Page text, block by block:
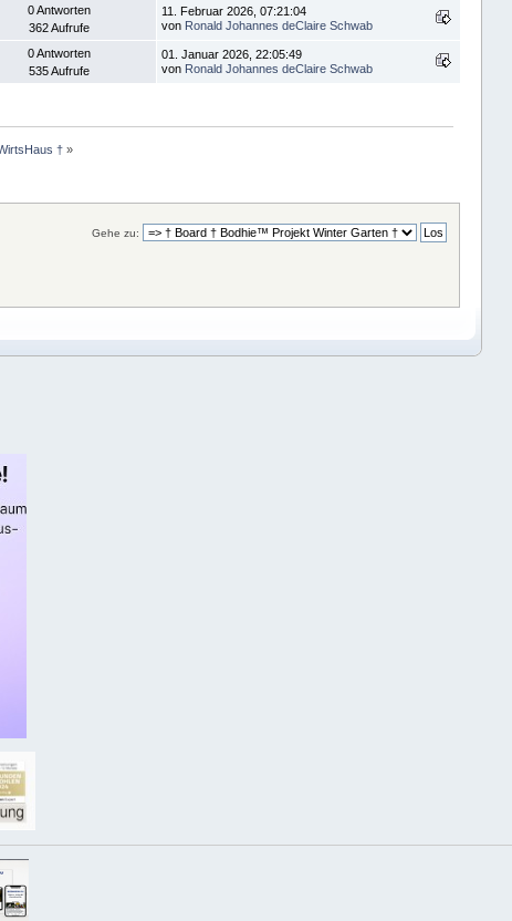
0 Antworten
362 Aufrufe
11. Februar 2026, 07:21:04
von Ronald Johannes deClaire Schwab
0 Antworten
535 Aufrufe
01. Januar 2026, 22:05:49
von Ronald Johannes deClaire Schwab
† »
Gehe zu: